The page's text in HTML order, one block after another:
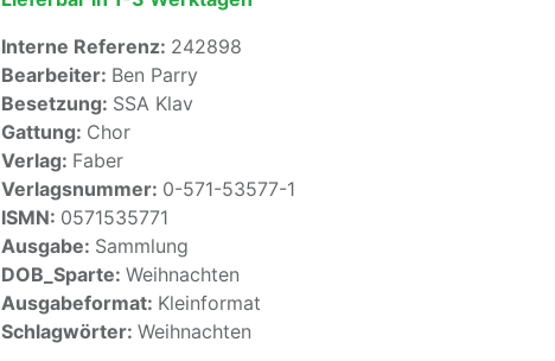
Interne Referenz: 242898
Bearbeiter: Ben Parry
Besetzung: SSA Klav
Gattung: Chor
Verlag: Faber
Verlagsnummer: 0-571-53577-1
ISMN: 0571535771
Ausgabe: Sammlung
DOB_Sparte: Weihnachten
Ausgabeformat: Kleinformat
Schlagwörter: Weihnachten